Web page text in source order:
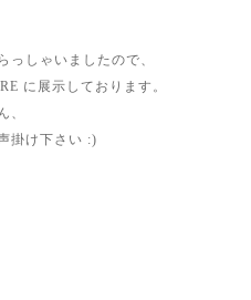
っしゃいましたので、
に展示しております。
、
掛け下さい :)